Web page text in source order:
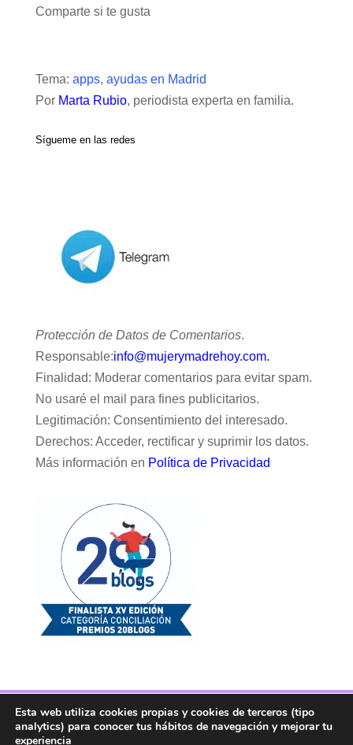
Comparte si te gusta
Tema: apps, ayudas en Madrid
Por Marta Rubio, periodista experta en familia.
Sígueme en las redes
Protección de Datos de Comentarios.
Responsable:info@mujerymadrehoy.com.
Finalidad: Moderar comentarios para evitar spam.
No usaré el mail para fines publicitarios.
Legitimación: Consentimiento del interesado.
Derechos: Acceder, rectificar y suprimir los datos.
Más información en Política de Privacidad
Facebook Twitter Telegram
RSS
Instagram
Aviso legal Linkedin
Esta web utiliza cookies propias y cookies de terceros (tipo
analytics) para conocer tus hábitos de navegación y mejorar tu
experiencia